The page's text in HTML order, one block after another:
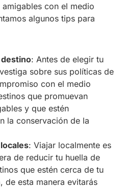
con el medio
algunos tips para
: Antes de elegir tu
sobre sus políticas de
con el medio
que promuevan
y que estén
la conservación de la
: Viajar localmente es
de reducir tu huella de
que estén cerca de tu
de esta manera evitarás